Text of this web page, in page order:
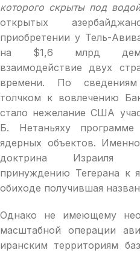
которого скрыты под водой
открытых
приобретении у Тель-
на $1,6 млрд
взаимодействие двух
времени. По
толчком к вовлечению
стало нежелание США
Б. Нетаньяху
ядерных объектов.
доктрина Израиля
принуждению Тегерана к
обиходе получившая
Однако не имеющему
масштабной операции
иранским территориям